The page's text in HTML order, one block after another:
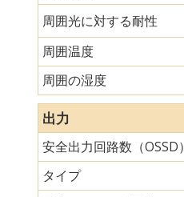
周囲光に対する耐性
周囲温度
周囲の湿度
出力
安全出力回路数（OSSD）
タイプ